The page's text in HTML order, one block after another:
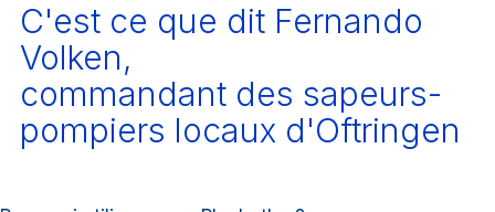
C'est ce que dit Fernando
Volken,
commandant des sapeurs-
pompiers locaux d'Oftringen